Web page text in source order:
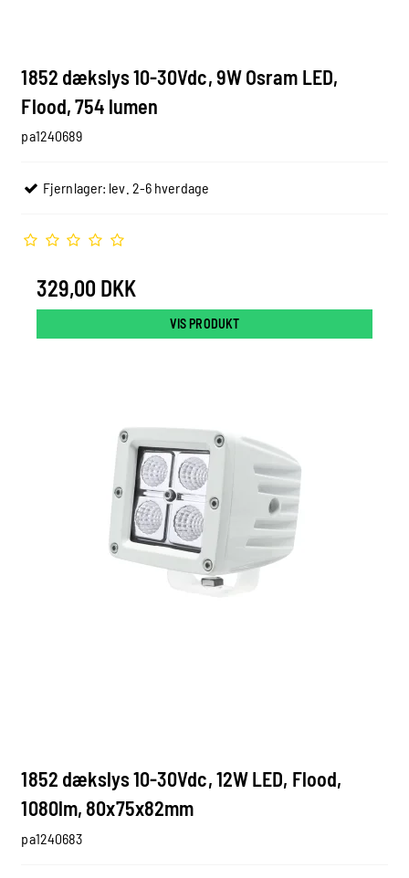
1852 dækslys 10-30Vdc, 9W Osram LED,
Flood, 754 lumen
pa1240689
Fjernlager: lev. 2-6 hverdage
329,00 DKK
VIS PRODUKT
1852 dækslys 10-30Vdc, 12W LED, Flood,
1080lm, 80x75x82mm
pa1240683